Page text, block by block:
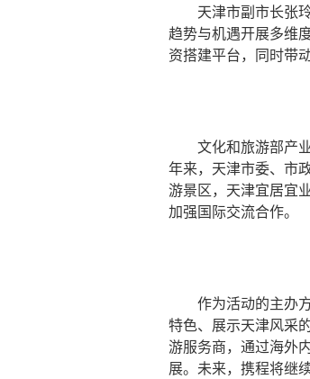
天津市副市长张玲
趋势与机遇开展多维
资搭建平台，同时带
文化和旅游部产业
年来，天津市委、市
游景区，天津宜居宜
加强国际交流合作。
作为活动的主办方
特色、展示天津风采
游服务商，通过海外
展。未来，携程将继